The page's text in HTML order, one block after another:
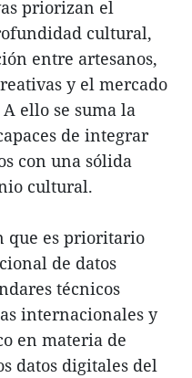
priorizan el
cultural,
entre artesanos,
y el mercado
ello se suma la
de integrar
con una sólida
cultural.
que es prioritario
de datos
técnicos
internacionales y
en materia de
datos digitales del